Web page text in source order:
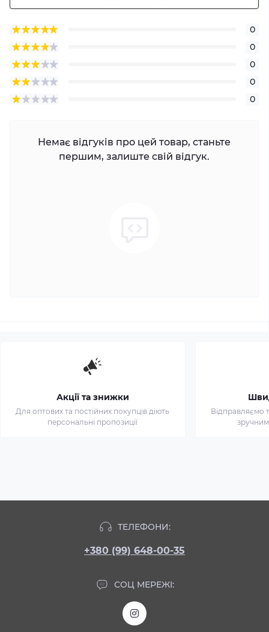
0
0
0
0
0
Немає відгуків про цей товар, станьте
першим, залиште свій відгук.
Акції та знижки
Для оптових та постійних покупців діють
персональні пропозиції
Відправляємо
ТЕЛЕФОНИ:
+380 (99) 648-00-35
СОЦ МЕРЕЖІ: